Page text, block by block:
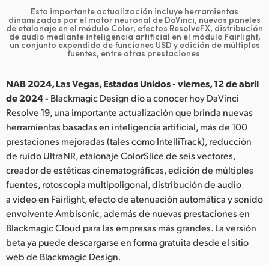
Germany
Hong Kong SAR, China
Italy
Japan
Mexico
Malaysia
Netherlands
New Zealand
Esta importante actualización incluye herramientas
dinamizadas por el motor neuronal de DaVinci, nuevos paneles
de etalonaje en el módulo Color, efectos ResolveFX, distribución
de audio mediante inteligencia artificial en el módulo Fairlight,
un conjunto expendido de funciones USD y edición de múltiples
fuentes, entre otras prestaciones.
NAB 2024, Las Vegas, Estados Unidos - viernes, 12 de abril
de 2024 - Blackmagic Design dio a conocer hoy DaVinci
Resolve 19, una importante actualización que brinda nuevas
herramientas basadas en inteligencia artificial, más de 100
prestaciones mejoradas (tales como IntelliTrack), reducción
de ruido UltraNR, etalonaje ColorSlice de seis vectores,
creador de estéticas cinematográficas, edición de múltiples
fuentes, rotoscopia multipoligonal, distribución de audio
a video en Fairlight, efecto de atenuación automática y sonido
envolvente Ambisonic, además de nuevas prestaciones en
Blackmagic Cloud para las empresas más grandes. La versión
beta ya puede descargarse en forma gratuita desde el sitio
web de Blackmagic Design.